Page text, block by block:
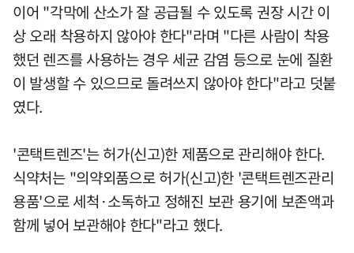
이어 "각막에 산소가 잘 공급될 수 있도록 권장 시간 이
상 오래 착용하지 않아야 한다"라며 "다른 사람이 착용
했던 렌즈를 사용하는 경우 세균 감염 등으로 눈에 질환
이 발생할 수 있으므로 돌려쓰지 않아야 한다"라고 덧붙
였다.
'콘택트렌즈'는 허가(신고)한 제품으로 관리해야 한다.
식약처는 "의약외품으로 허가(신고)한 '콘택트렌즈관리
용품'으로 세척·소독하고 정해진 보관 용기에 보존액과
함께 넣어 보관해야 한다"라고 했다.